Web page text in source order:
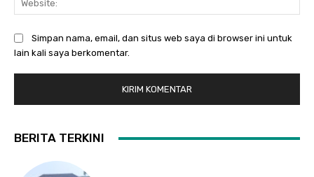
Simpan nama, email, dan situs web saya di browser ini untuk
lain kali saya berkomentar.
BERITA TERKINI